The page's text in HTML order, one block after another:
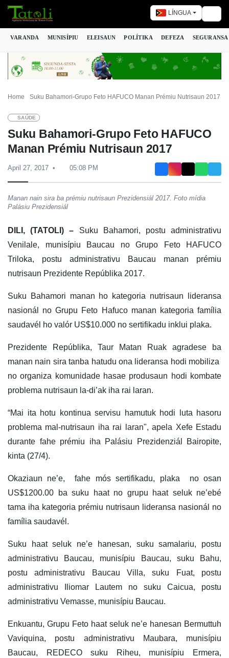
LÍNGUA
VARANDA MUNISÍPIU ELEISAUN POLÍTIKA DEFEZA SEGURANSA
Home Suku Bahamori-Grupo Feto HAFUCO Manan Prémiu Nutrisaun 2017
SAÚDE
Suku Bahamori-Grupo Feto HAFUCO
Manan Prémiu Nutrisaun 2017
April 27, 2017 05:08 PM
Manan nain sira ba prémiu nutrisaun Prezidensiál 2017. Foto mídia
Palásiu Prezidensiál
DILI, (TATOLI) – Suku Bahamori, postu administrativu
Venilale, munisípiu Baucau no Grupo Feto HAFUCO
Triloka, postu administrativu Baucau manan prémiu
nutrisaun Prezidente Repúblika 2017.
Suku Bahamori manan ho kategoria nutrisaun lideransa
nasionál no Grupu Feto Hafuco manan kategoria família
saudavél ho valór US$10.000 no sertifikadu inklui plaka.
Prezidente Repúblika, Taur Matan Ruak agradese ba
manan nain sira tanba hatudu ona lideransa hodi mobiliza
no organiza komunidade hasae produsaun hodi kombate
problema nutrisaun la-di’ak iha rai laran.
“Mai ita hotu kontinua servisu hamutuk hodi luta hasoru
problema mal-nutrisaun iha rai laranʺ, apela Xefe Estadu
durante fahe prémiu iha Palásiu Prezidenziál Bairopite,
kinta (27/4).
Okaziaun ne’e, fahe mós sertifikadu, plaka no osan
US$1200.00 ba suku haat no grupu haat seluk ne’ebé
tama iha kategoria prémiu nutrisaun lideransa nasionál no
família saudavél.
Suku haat seluk ne’e hanesan, suku samalariu, postu
administrativu Baucau, munisípiu Baucau, suku Bahu,
postu administrativu Baucau Villa, suku Fuat, postu
administrativu Iliomar Lautem no suku Caicua, postu
administrativu Vemasse, munisípiu Baucau.
Enkuantu, Grupu Feto haat seluk ne’e hanesan Bermuttuh
Vaviquina, postu administrativu Maubara, munisípiu
Baucau, REDECO suku Riheu, munisípiu Ermera,